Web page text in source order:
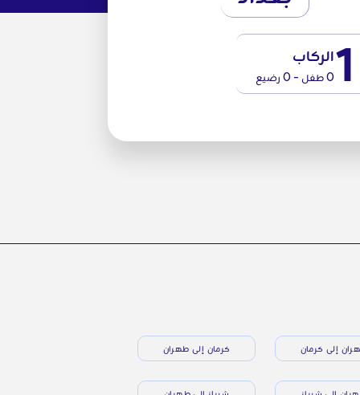
1الركاب
0 طفل - 0 رضيع
إلى كرمان كرمان إلى طهران